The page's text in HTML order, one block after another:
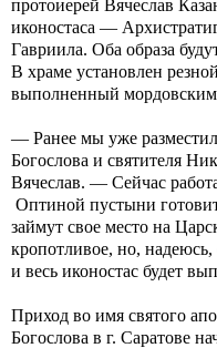
протоиерей Вячеслав
иконостаса —
Гавриила. Оба образа
В храме установлен
выполненный
— Ранее мы уже
Богослова и святителя
Вячеслав. — Сейчас
Оптиной пустыни
займут свое место на
кропотливое, но,
и весь иконостас будет
Приход во имя святого
Богослова в г. Саратове